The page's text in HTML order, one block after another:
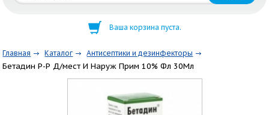
Ваша корзина пуста.
Главная Каталог Антисептики и дезинфекторы
Бетадин Р-Р Д/мест И Наруж Прим 10% Фл 30Мл